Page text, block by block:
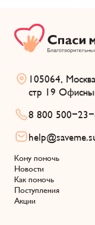
105064,
стр 19
8 800 500-23-
Кому помочь
Новости
Как помочь
Поступления
Акции